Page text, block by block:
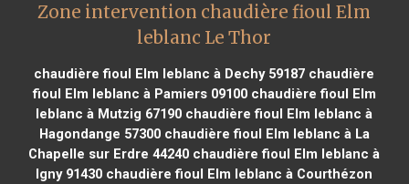
Zone intervention chaudière fioul Elm
leblanc Le Thor
chaudière fioul Elm leblanc à Dechy 59187 chaudière
fioul Elm leblanc à Pamiers 09100chaudière fioul Elm
leblanc à Mutzig 67190 chaudière fioul Elm leblanc à
Hagondange 57300chaudière fioul Elm leblanc à La
Chapelle sur Erdre 44240 chaudière fioul Elm leblanc à
Igny 91430 chaudière fioul Elm leblanc à Courthézon